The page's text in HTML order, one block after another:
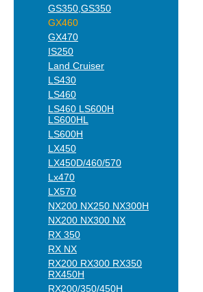
GS350,GS350
GX460
GX470
IS250
Land Cruiser
LS430
LS460
LS460 LS600H
LS600HL
LS600H
LX450
LX450D/460/570
Lx470
LX570
NX200 NX250 NX300H
NX200 NX300 NX
RX 350
RX NX
RX200 RX300 RX350
RX450H
RX200/350/450H